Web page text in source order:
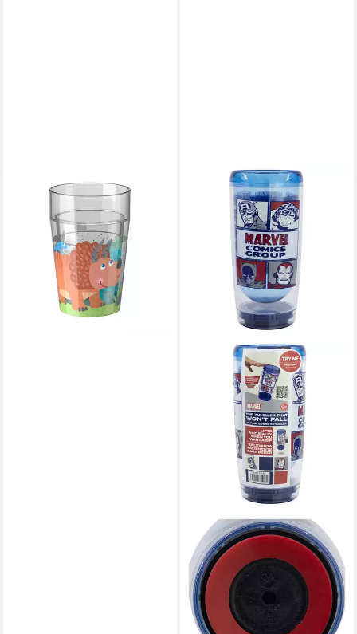
Becher Glitzerbecher Pinguin
Trinkbecher für Kinder,
Polystyrol, Glitzerteilchen in
der Becherwand
lieferbar - in 3-4 Werktagen bei dir
STORLINE
Thermobecher Marvel
Smartgrip 705 ml
Doppelwandiger Thermo-
Tumbler Anti-Kipp, Polystyrol
24,95 €
34,95 €